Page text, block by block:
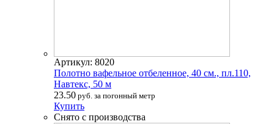
Артикул: 8020
Полотно вафельное отбеленное, 40 см., пл.110,
Навтекс, 50 м
23.50 руб. за погонный метр
Купить
Снято с производства